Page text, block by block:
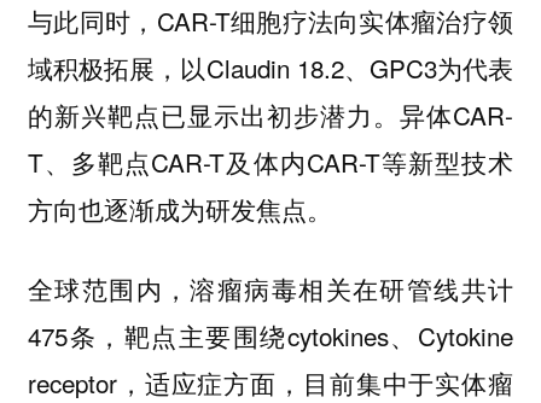
与此同时，CAR-T细胞疗法向实体瘤治疗领
域积极拓展，以Claudin 18.2、GPC3为代表
的新兴靶点已显示出初步潜力。异体CAR-
T、多靶点CAR-T及体内CAR-T等新型技术
方向也逐渐成为研发焦点。
全球范围内，溶瘤病毒相关在研管线共计
475条，靶点主要围绕cytokines、Cytokine
receptor，适应症方面，目前集中于实体瘤